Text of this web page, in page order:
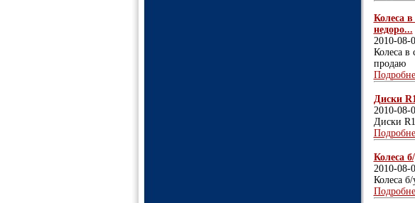
Колеса
недоро...
2010-08-
Колеса в
продаю
Диски
2010-08-
Диски
Колеса
2010-08-
Колеса